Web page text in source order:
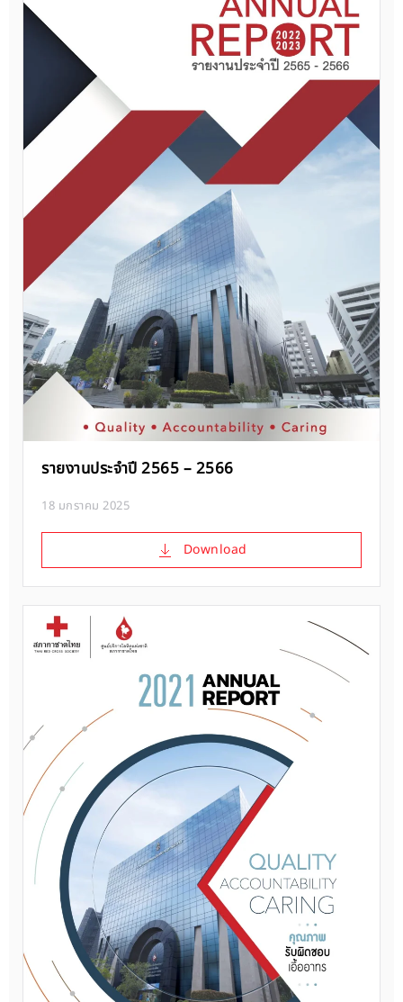
รายงานประจำปี 2565 – 2566
18 มกราคม 2025
Download